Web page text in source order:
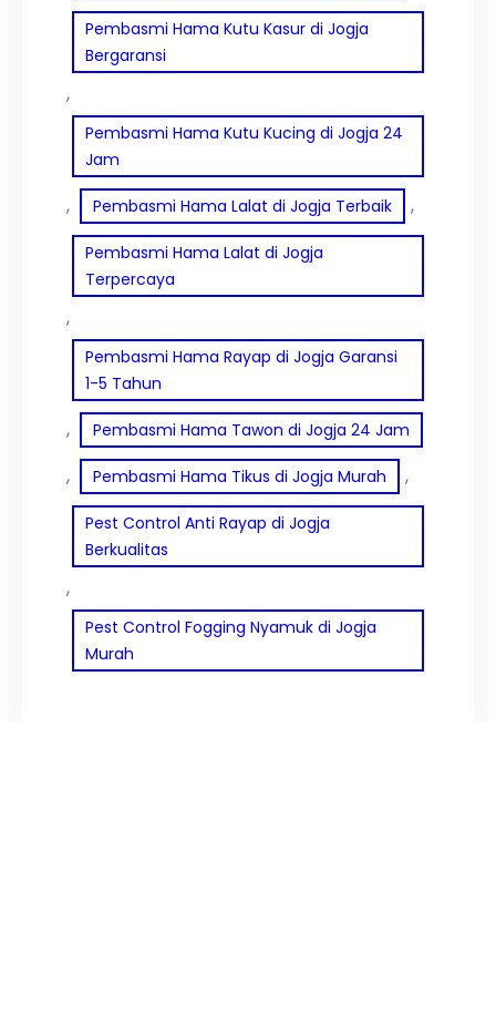
Pembasmi Hama Kutu Kasur di Jogja
Bergaransi
,
Pembasmi Hama Kutu Kucing di Jogja 24
Jam
, Pembasmi Hama Lalat di Jogja Terbaik ,
Pembasmi Hama Lalat di Jogja
Terpercaya
,
Pembasmi Hama Rayap di Jogja Garansi
1-5 Tahun
, Pembasmi Hama Tawon di Jogja 24 Jam
, Pembasmi Hama Tikus di Jogja Murah ,
Pest Control Anti Rayap di Jogja
Berkualitas
,
Pest Control Fogging Nyamuk di Jogja
Murah